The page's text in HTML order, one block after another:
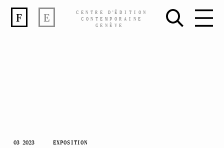
Skip
CENTRE D’ÉDITION
CONTEMPORAINE
GENÈVE
03 2023 EXPOSITION
F E